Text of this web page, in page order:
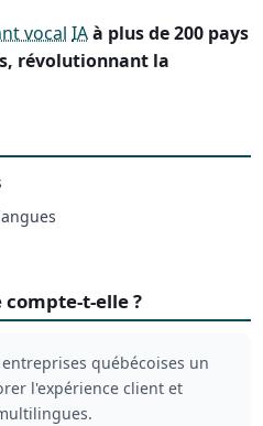
vocal IAà plus de 200 pays
révolutionnant la
t-elle ?
québécoises un
l'expérience client et